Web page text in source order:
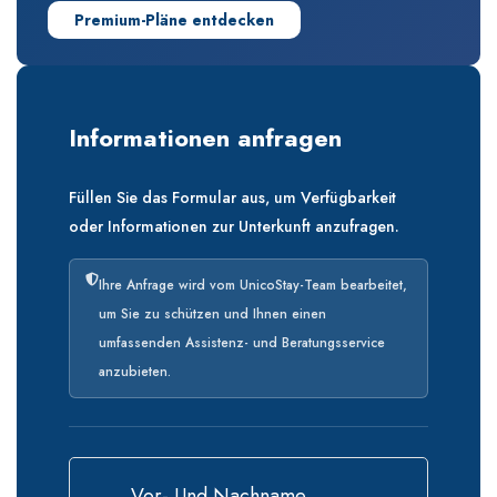
Premium-Pläne entdecken
Informationen anfragen
Füllen Sie das Formular aus, um Verfügbarkeit
oder Informationen zur Unterkunft anzufragen.
Ihre Anfrage wird vom UnicoStay-Team bearbeitet,
um Sie zu schützen und Ihnen einen
umfassenden Assistenz- und Beratungsservice
anzubieten.